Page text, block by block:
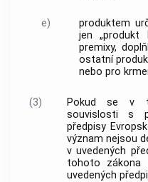
e) produktem
jen „produkt
premixy,
ostatní
nebo pro
(3)
Pokud se v
souvislosti s
předpisy
význam nejsou
v uvedených
tohoto zákona
uvedených